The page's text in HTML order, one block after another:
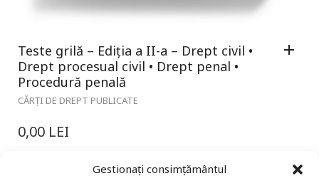
Gestionați consimțământul
Teste grilă – Ediția a II-a – Drept civil •
Drept procesual civil • Drept penal •
Procedură penală
CĂRȚI DE DREPT PUBLICATE
0,00 LEI